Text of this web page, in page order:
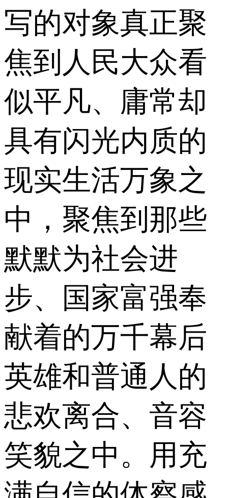
写的对象真正聚
焦到人民大众看
似平凡、庸常却
具有闪光内质的
现实生活万象之
中，聚焦到那些
默默为社会进
步、国家富强奉
献着的万千幕后
英雄和普通人的
悲欢离合、音容
笑貌之中。用充